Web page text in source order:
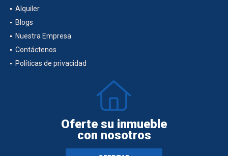
Alquiler
Blogs
Nuestra Empresa
Contáctenos
Políticas de privacidad
Oferte su inmueble
con nosotros